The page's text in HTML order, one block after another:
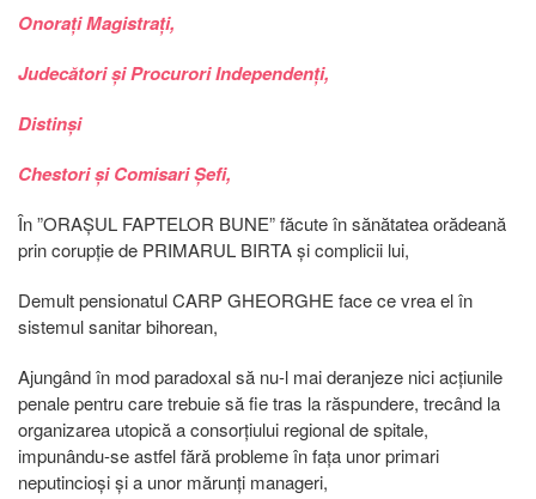
Onorați Magistrați,
Judecători și Procurori Independenți,
Distinși
Chestori și Comisari Șefi,
În ”ORAȘUL FAPTELOR BUNE” făcute în sănătatea orădeană
prin corupție de PRIMARUL BIRTA și complicii lui,
Demult pensionatul CARP GHEORGHE face ce vrea el în
sistemul sanitar bihorean,
Ajungând în mod paradoxal să nu-l mai deranjeze nici acțiunile
penale pentru care trebuie să fie tras la răspundere, trecând la
organizarea utopică a consorțiului regional de spitale,
impunându-se astfel fără probleme în fața unor primari
neputincioși și a unor mărunți manageri,